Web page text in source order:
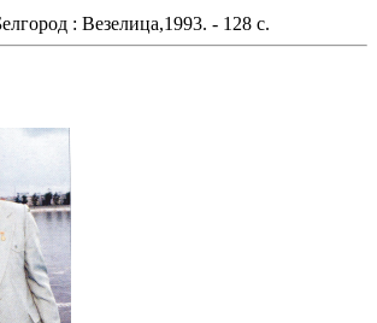
: Везелица,1993. - 128 с.